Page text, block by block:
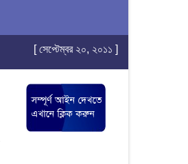
[ সেপ্টেম্বর ২০, ২০১১ ]